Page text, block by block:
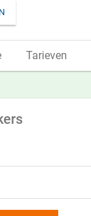
Tarieven